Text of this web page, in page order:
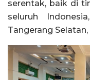
serentak, baik di
seluruh
Tangerang